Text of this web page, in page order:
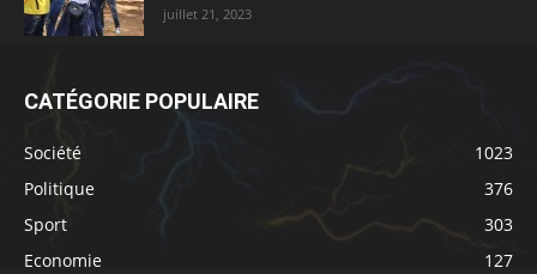
juillet 21, 2023
CATÉGORIE POPULAIRE
Société
1023
Politique
376
Sport
303
Economie
127